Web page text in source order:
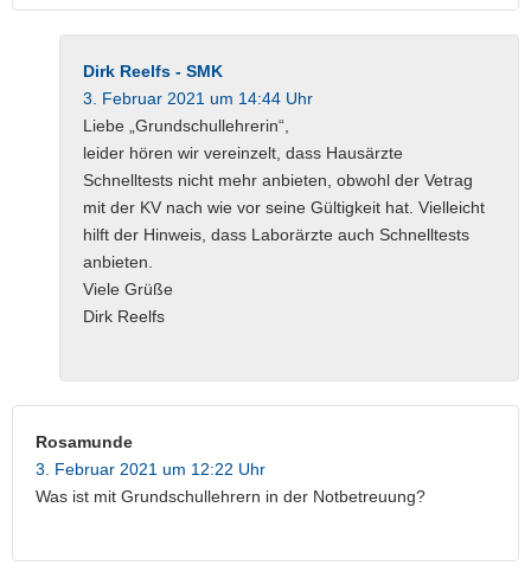
Dirk Reelfs - SMK
3. Februar 2021 um 14:44 Uhr
Liebe „Grundschullehrerin“,
leider hören wir vereinzelt, dass Hausärzte
Schnelltests nicht mehr anbieten, obwohl der Vetrag
mit der KV nach wie vor seine Gültigkeit hat. Vielleicht
hilft der Hinweis, dass Laborärzte auch Schnelltests
anbieten.
Viele Grüße
Dirk Reelfs
Rosamunde
3. Februar 2021 um 12:22 Uhr
Was ist mit Grundschullehrern in der Notbetreuung?